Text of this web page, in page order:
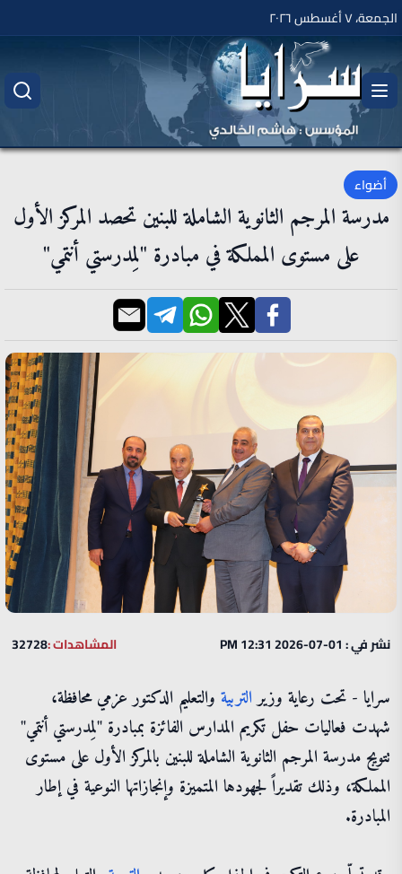
الجمعة، ٧ أغسطس ٢٠٢٦
أضواء
مدرسة المرجم الثانوية الشاملة للبنين تحصد المركز الأول
على مستوى المملكة في مبادرة "لِمدرستي أنتمي"
نشر في : 01-07-2026 12:31 PM المشاهدات :32728
سرايا - تحت رعاية وزيرالتربية والتعليم الدكتور عزمي محافظة،
شهدت فعاليات حفل تكريم المدارس الفائزة بمبادرة "لِمدرستي أنتمي"
تتويج مدرسة المرجم الثانوية الشاملة للبنين بالمركز الأول على مستوى
المملكة، وذلك تقديراً لجهودها المتميزة وإنجازاتها النوعية في إطار
المبادرة.